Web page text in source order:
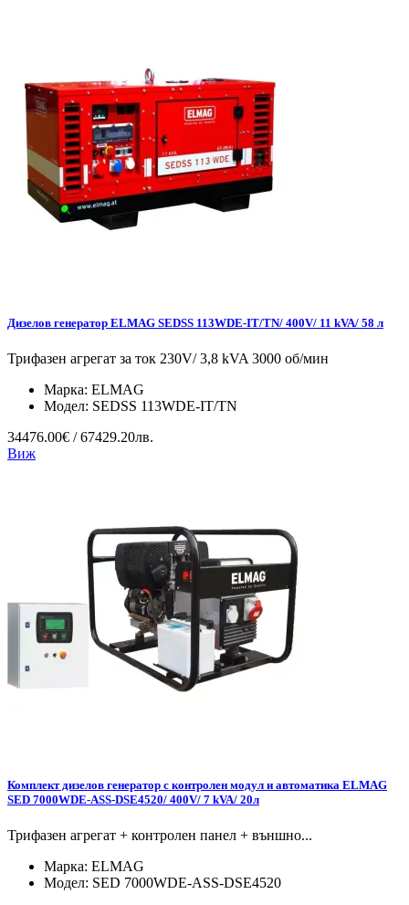
Дизелов генератор ELMAG SEDSS 113WDE-IT/TN/ 400V/ 11 kVA/ 58 л
Трифазен агрегат за ток 230V/ 3,8 kVA 3000 об/мин
Марка: ELMAG
Модел: SEDSS 113WDE-IT/TN
34476.00€ / 67429.20лв.
Виж
Комплект дизелов генератор с контролен модул и автоматика ELMAG
SED 7000WDE-ASS-DSE4520/ 400V/ 7 kVA/ 20л
Трифазен агрегат + контролен панел + външно...
Марка: ELMAG
Модел: SED 7000WDE-ASS-DSE4520